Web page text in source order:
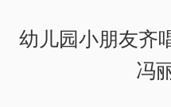
幼儿园小朋友齐
冯